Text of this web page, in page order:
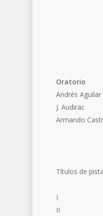
Oratorio
Andrés Aguilar
J. Audirac
Armando
Títulos de
I
II